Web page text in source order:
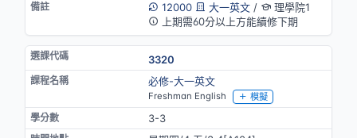
12000
大一英文/
理學院1
上期需60分以上方能續修下期
3320
必修-大一英文
Freshman English 模擬
3-3